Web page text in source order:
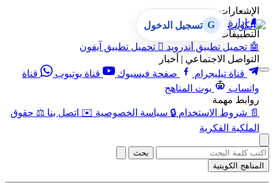
الإشعارات
🔔 إدارة الإشعارات
التطبيقات
🤖 تحميل تطبيق أندرويد  تحميل تطبيق آيفون
التواصل الاجتماعي | أخبار
قناة تيليجرام
صفحة فيسبوك قناة يوتيوب
قناة
واتساب
بوت المناهج
روابط مهمة
📄 شروط الاستخدام 🔒 سياسة الخصوصية ✉️ اتصل بنا ⚖️ حقوق
الملكية الفكرية
G تسجيل الدخول
بحث
المناهج الكويتية